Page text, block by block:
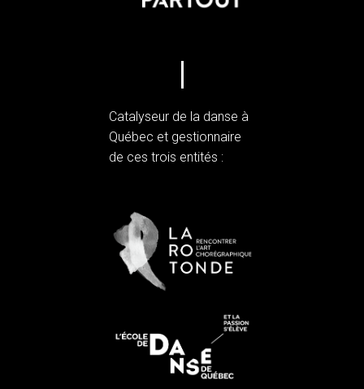
Catalyseur de la danse à
Québec et gestionnaire
de ces trois entités :